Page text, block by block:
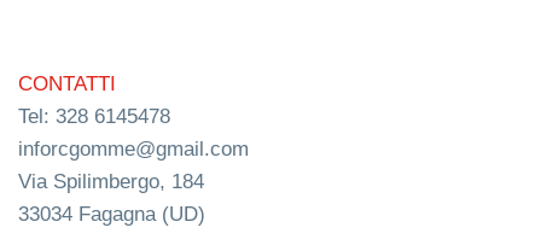
CONTATTI
Tel: 328 6145478
inforcgomme@gmail.com
Via Spilimbergo, 184
33034 Fagagna (UD)